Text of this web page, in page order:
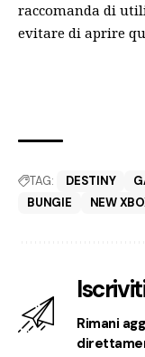
raccomanda di
evitare di aprire
TAG: DESTINY
BUNGIE
NEW
Rimani